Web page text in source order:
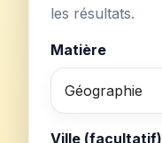
les résultats.
Matière
Géographie
Ville (facultatif)